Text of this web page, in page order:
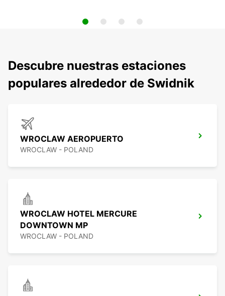
Descubre nuestras estaciones
populares alrededor de Swidnik
WROCLAW AEROPUERTO
WROCLAW - POLAND
WROCLAW HOTEL MERCURE
DOWNTOWN MP
WROCLAW - POLAND